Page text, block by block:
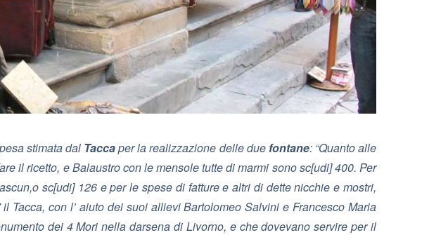
stimata dal Taccaper la realizzazione delle due fontane: “Quanto alle
il ricetto, e Balaustro con le mensole tutte di marmi sono sc[udi] 400. Per
sc[udi] 126 e per le spese di fatture e altri di dette nicchie e mostri,
Tacca, con l’ aiuto dei suoi allievi Bartolomeo Salvini e Francesco Maria
dei 4 Mori nella darsena di Livorno, e che dovevano servire per il